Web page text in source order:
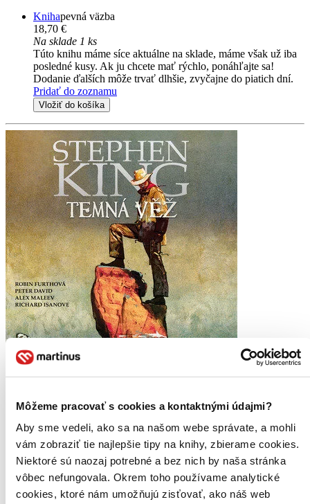
Môžeme pracovať s cookies a kontaktnými údajmi?
Aby sme vedeli, ako sa na našom webe správate, a mohli
vám zobraziť tie najlepšie tipy na knihy, zbierame cookies.
Niektoré sú naozaj potrebné a bez nich by naša stránka
vôbec nefungovala. Okrem toho používame analytické
cookies, ktoré nám umožňujú zisťovať, ako náš web
Knihapevná väzba
18,70 €
Na sklade 1 ks
Túto knihu máme síce aktuálne na sklade, máme však už iba
posledné kusy. Ak ju chcete mať rýchlo, ponáhľajte sa!
Dodanie ďalších môže trvať dlhšie, zvyčajne do piatich dní.
Pridať do zoznamu
Vložiť do košíka
Temná věž 10 - Pistolník 5: Muž v černém
CZ